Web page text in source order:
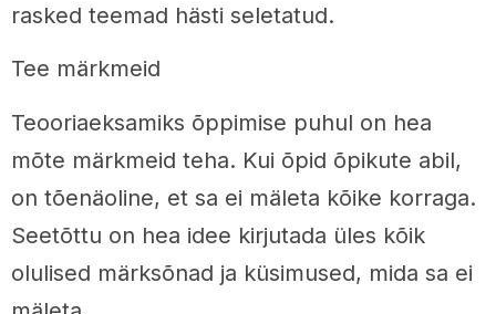
rasked teemad hästi seletatud.
Tee märkmeid
Teooriaeksamiks õppimise puhul on hea
mõte märkmeid teha. Kui õpid õpikute abil,
on tõenäoline, et sa ei mäleta kõike korraga.
Seetõttu on hea idee kirjutada üles kõik
olulised märksõnad ja küsimused, mida sa ei